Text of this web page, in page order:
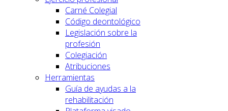
Carné Colegial
Código deontológico
Legislación sobre la
profesión
Colegiación
Atribuciones
Herramientas
Guía de ayudas a la
rehabilitación